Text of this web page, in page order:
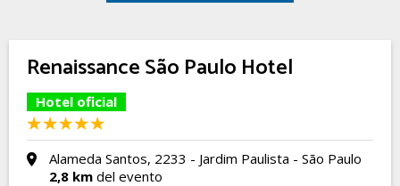
Renaissance São Paulo Hotel
Hotel oficial
Alameda Santos, 2233 - Jardim Paulista - São Paulo
2,8 km del evento